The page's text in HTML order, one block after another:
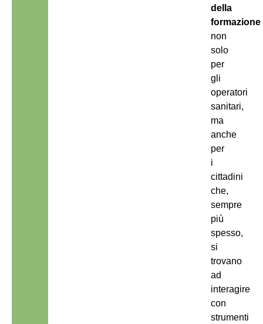
della
formazione
non
solo
per
gli
operatori
sanitari,
ma
anche
per
i
cittadini
che,
sempre
più
spesso,
si
trovano
ad
interagire
con
strumenti